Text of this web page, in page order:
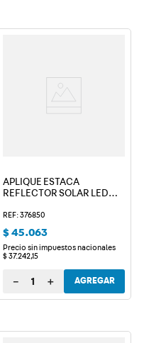
APLIQUE ESTACA
REFLECTOR SOLAR LED
REF: 376850
$45.063
Precio sin impuestos nacionales
$37.242,15
＋
－ AGREGAR